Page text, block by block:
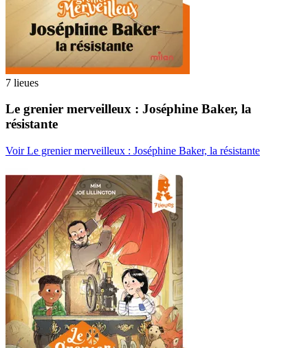
7 lieues
Le grenier merveilleux : Joséphine Baker, la
résistante
Voir Le grenier merveilleux : Joséphine Baker, la résistante